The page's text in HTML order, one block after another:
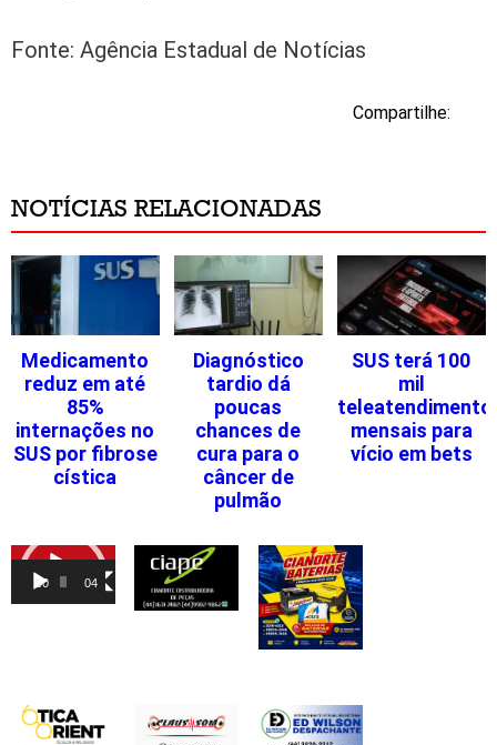
Fonte: Agência Estadual de Notícias
Compartilhe:
NOTÍCIAS RELACIONADAS
Medicamento
reduz em até
85%
internações no
SUS por fibrose
cística
Diagnóstico
tardio dá
poucas
chances de
cura para o
câncer de
pulmão
SUS terá 100
mil
mensais para
vício em bets
Tocador
vídeo
00:00 04:46